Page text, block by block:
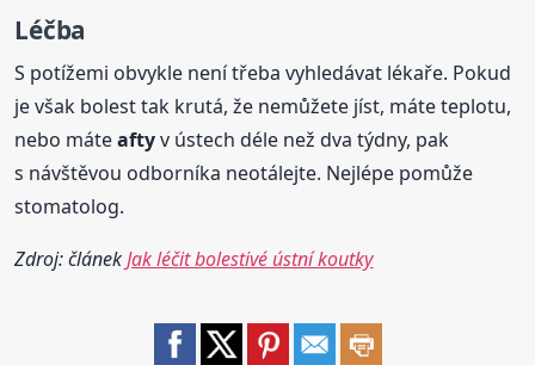
Léčba
S potížemi obvykle není třeba vyhledávat lékaře. Pokud
je však bolest tak krutá, že nemůžete jíst, máte teplotu,
nebo máteaftyv ústech déle než dva týdny, pak
s návštěvou odborníka neotálejte. Nejlépe pomůže
stomatolog.
Zdroj: článekJak léčit bolestivé ústní koutky